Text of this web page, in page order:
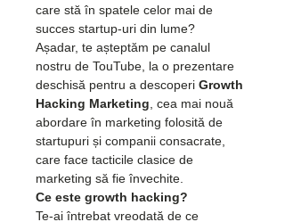
care stă în spatele celor mai de
succes startup-uri din lume?
Așadar, te așteptăm pe canalul
nostru de TouTube, la o prezentare
deschisă pentru a descoperi Growth
Hacking Marketing , cea mai nouă
abordare în marketing folosită de
startupuri și companii consacrate,
care face tacticile clasice de
marketing să fie învechite.
Ce este growth hacking?
Te-ai întrebat vreodată de ce